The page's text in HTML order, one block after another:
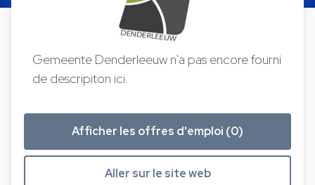
Gemeente Denderleeuw n'a pas encore fourni
de descripiton ici.
Afficher les offres d'emploi (0)
Aller sur le site web